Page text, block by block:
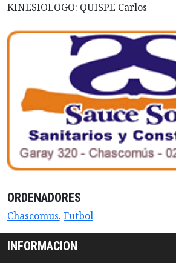
KINESIOLOGO: QUISPE Carlos
ORDENADORES
Chascomus,Futbol
INFORMACION